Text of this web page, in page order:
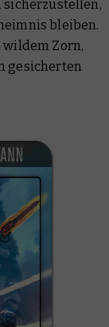
sicherzustellen,
bleiben.
Zorn,
gesicherten